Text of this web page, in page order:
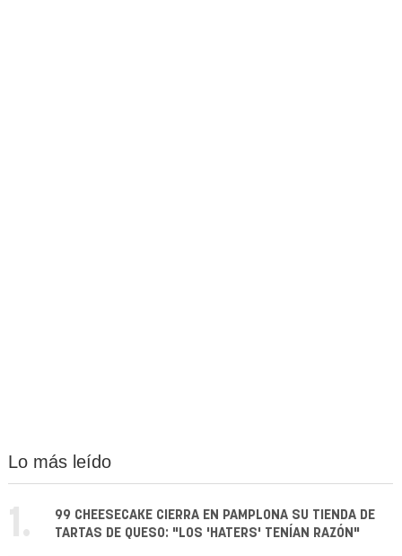
Lo más leído
1.
99 CHEESECAKE CIERRA EN PAMPLONA SU TIENDA DE
TARTAS DE QUESO: "LOS 'HATERS' TENÍAN RAZÓN"